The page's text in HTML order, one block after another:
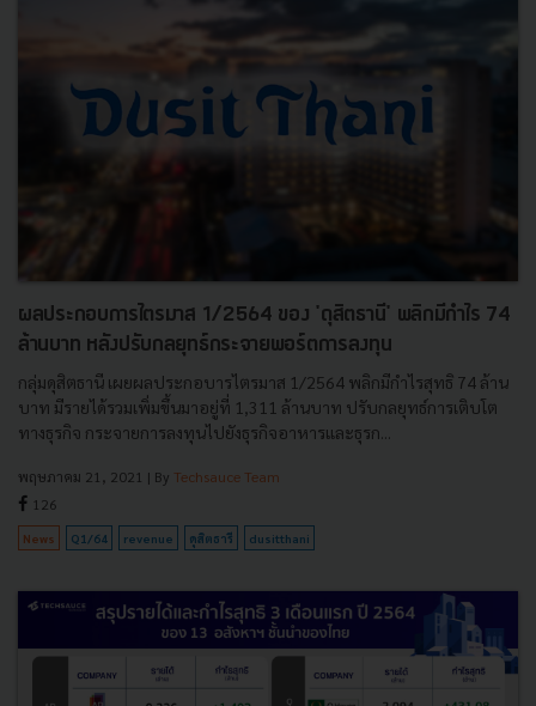
ผลประกอบการไตรมาส 1/2564 ของ 'ดุสิตธานี' พลิกมีกำไร 74
ล้านบาท หลังปรับกลยุทธ์กระจายพอร์ตการลงทุน
กลุ่มดุสิตธานี เผยผลประกอบารไตรมาส 1/2564 พลิกมีกำไรสุทธิ 74 ล้าน
บาท มีรายได้รวมเพิ่มขึ้นมาอยู่ที่ 1,311 ล้านบาท ปรับกลยุทธ์การเติบโต
ทางธุรกิจ กระจายการลงทุนไปยังธุรกิจอาหารและธุรก...
พฤษภาคม 21, 2021 | By Techsauce Team
126
News Q1/64 revenue ดุสิตธารี dusitthani